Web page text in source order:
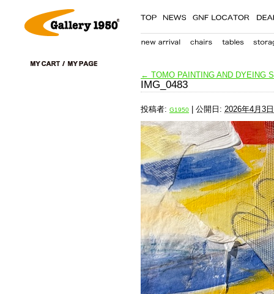
← TOMO PAINTING AND DYEING
IMG_0483
投稿者: G1950 公開日: 2026年4月3日